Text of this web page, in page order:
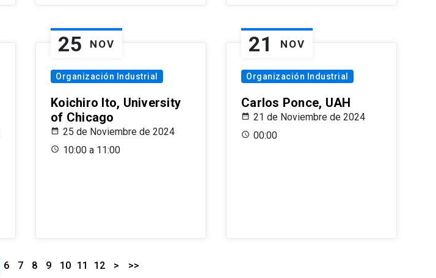
25 NOV
Organización Industrial
Koichiro Ito, University
of Chicago
25 de Noviembre de 2024
10:00 a 11:00
21 NOV
Organización Industrial
Carlos Ponce, UAH
21 de Noviembre de 2024
00:00
6 7 8 9 10 11 12 > >>